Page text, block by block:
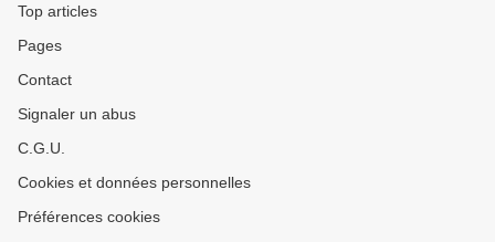
Top articles
Pages
Contact
Signaler un abus
C.G.U.
Cookies et données personnelles
Préférences cookies